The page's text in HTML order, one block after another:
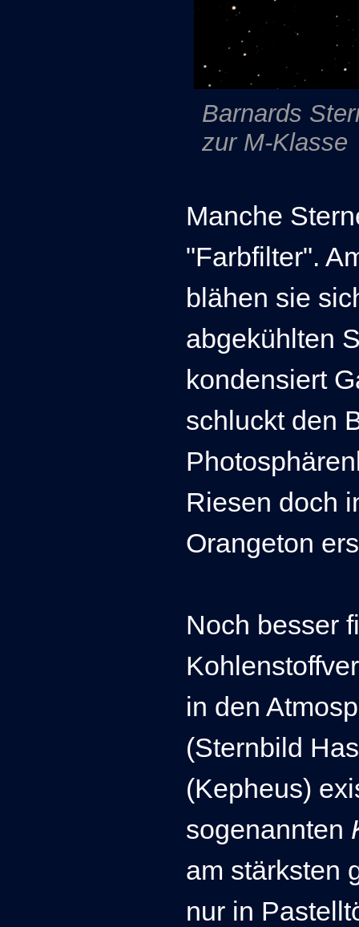
Barnards
zur M-Klasse
Manche
"Farbfilter".
blähen sie
abgekühlten
kondensiert
schluckt den
Riesen doch
Orangeton
Noch besser
in den
(Sternbild
(Kepheus)
sogenannten
am stärksten
nur in